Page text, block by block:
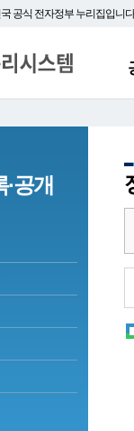
대
바
로
본
로
가
공식 전자정부 누리집입니
공개